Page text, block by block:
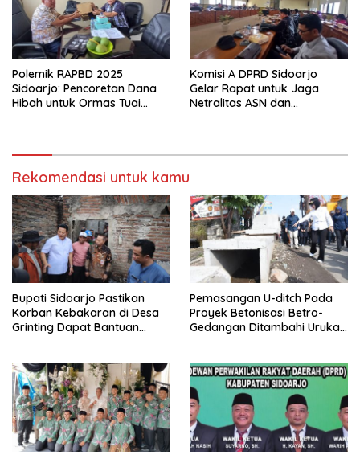
Polemik RAPBD 2025
Sidoarjo: Pencoretan Dana
Hibah untuk Ormas Tuai
Komisi A DPRD Sidoarjo
Gelar Rapat untuk Jaga
Netralitas ASN dan
Rekomendasi untuk kamu
Bupati Sidoarjo Pastikan
Korban Kebakaran di Desa
Grinting Dapat Bantuan
Pemasangan U-ditch Pada
Proyek Betonisasi Betro-
Gedangan Ditambahi Urukan